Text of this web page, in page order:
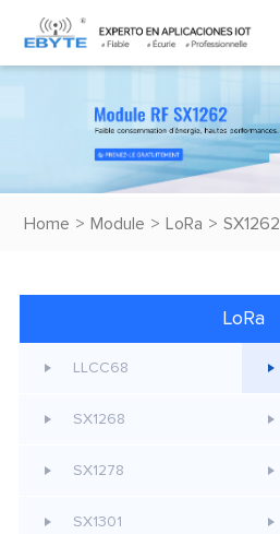
Home > Module > LoRa > SX1262
LoRa
LLCC68
SX1268
SX1278
SX1301